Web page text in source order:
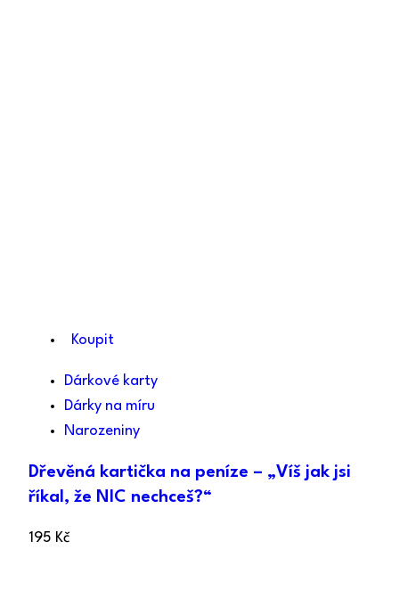
Koupit
Dárkové karty
Dárky na míru
Narozeniny
Dřevěná kartička na peníze – „Víš jak jsi
říkal, že NIC nechceš?“
195 Kč